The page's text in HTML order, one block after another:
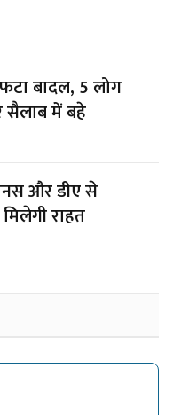
बादल, 5 लोग
सैलाब में बहे
और डीए से
राहत